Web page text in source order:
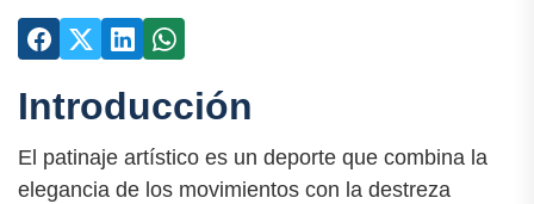
Introducción
El patinaje artístico es un deporte que combina la
elegancia de los movimientos con la destreza